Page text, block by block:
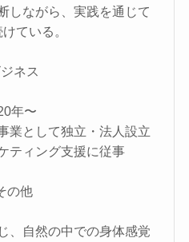
しながら、実践を通じて
ている。
ネス
年〜
業として独立・法人設立
ティング支援に従事
の他
、自然の中での身体感覚